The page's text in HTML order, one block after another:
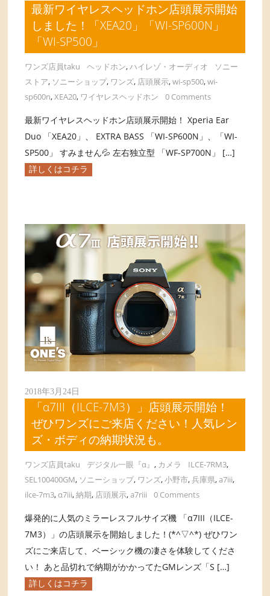
最新ワイヤレスヘッドホン店頭展示開始
しました！「XEA20」「WI-SP600N」
「WI-SP500」
ワンズ店員taku ヘッドホン,ハイレゾ・オーディオ
ソニー
ストア, ソニーショップ, ワンズ, 店頭展示,wi-sp500,wi-
sp600n,XEA20, ワイヤレスヘッドホン 0 Comments
最新ワイヤレスヘッドホン店頭展示開始！ Xperia Ear
Duo 「XEA20」、 EXTRA BASS 「WI-SP600N」、「WI-
SP500」 すみません💦 左右独立型 「WF-SP700N」 […]
詳しくはコチラ
2018年3月24日
「α7III（ILCE-7M3）」店頭展示開始！
ぜひワンズにご来店ください！人気レン
ズ・ボディの納期状況も。
ワンズ店員taku デジタル一眼『α』, カメラ ILCE-7RM3,
SEL100400GM, ソニーショップ, ワンズ,小野市,兵庫県,a7iii,
ilce-7m3,α7iii,納期, 店頭展示,a7riii 0 Comments
爆発的に人気のミラーレスフルサイズ機 「α7III（ILCE-
7M3）」の店頭展示を開始しました！(*^▽^*) ぜひワン
ズにご来店して、ベーシック機の凄さを体験してくださ
い！ あと品切れで納期がかかってたGMレンズ「S […]
詳しくはコチラ